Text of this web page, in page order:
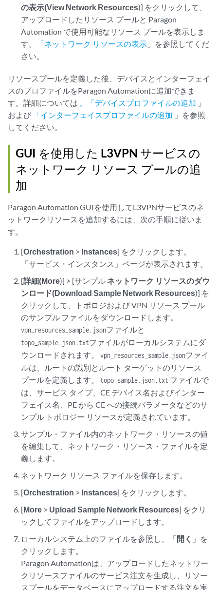
の表示(View Network Resources)] をクリックして、
アップロードしたリソース プールと Paragon
Automation で使用可能なリソース プールを表示しま
す。
「ネットワーク リソースの表示 」を参照してくだ
さい。
リソースプールを定義した後、デバイスとインターフェイ
スのプロファイルをParagon Automationに追加できま
す。詳細については
、「デバイスプロファイルの追加 」
および
「インターフェイスプロファイルの追加 」を参照
してください。
GUI を使用した L3VPN サービスの
ネットワーク リソース プールの追
加
Paragon Automation GUIを使用してL3VPNサービスのネ
ットワークリソースを追加するには、次の手順に従いま
す。
[Orchestration > Instances] をクリックします。
「サービス・インスタンス」ページが表示されます。
[詳細(More)] > [サンプルネットワーク リソースのダウ
ンロード(Download Sample Network Resources)] を
クリックして、トポロジおよび VPN リソース プール
のサンプル ファイルをダウンロードします。
vpn_resources_sample.jsonファイルと
topo_sample.json.txtファイルがローカルシステムにダ
ウンロードされます。vpn_resources_sample.jsonファイ
ルは、ルートの識別とルート ターゲットのリソース
プールを定義します。 topo_sample.json.txt ファイルで
は、サービス タイプ、CE デバイス名およびインター
フェイス名、PE から CE への接続パラメータなどのサ
ンプル トポロジー リソースが定義されています。
サンプル・ファイル内のネットワーク・リソースの値
を編集して、ネットワーク・リソース・ファイルを定
義します。
ネットワーク リソース ファイルを保存します。
[Orchestration > Instances] をクリックします。
[More > Upload Sample Network Resources] をクリ
ックしてファイルをアップロードします。
ローカルシステム上のファイルを参照し、「開く 」を
クリックします。
Paragon Automationは、アップロードしたネットワー
クリソースファイルのサービス注文を生成し、リソー
スプールをデータベースにアップロードする注文を実